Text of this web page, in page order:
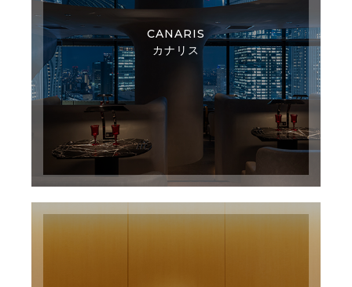
CANARIS
カナリス